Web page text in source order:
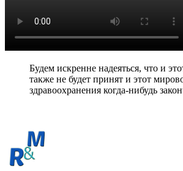
Будем искренне надеяться, что и
также не будет принят и этот
здравоохранения когда-нибудь